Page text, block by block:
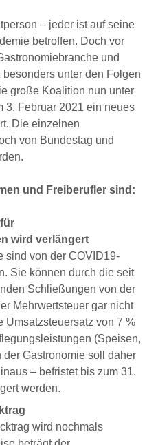
– jeder ist auf seine
betroffen. Doch vor
und
unter den Folgen
große Koalition nun unter
3. Februar 2021 ein neues
Die einzelnen
von Bundestag und
und Freiberufler sind:
wird verlängert
sind von der COVID19-
Sie können durch die seit
Schließungen von der
Mehrwertsteuer gar nicht
Umsatzsteuersatz von 7 %
(Speisen,
Gastronomie soll daher
– befristet bis zum 31.
werden.
wird nochmals